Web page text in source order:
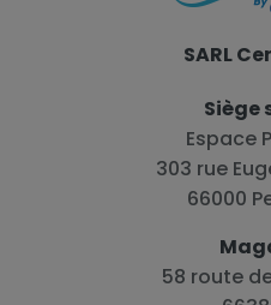
SARL
Siège
Espace
303 rue
66000
58 route